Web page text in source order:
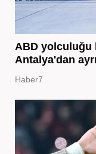
ABD yolculuğu
Antalya'dan
Haber7